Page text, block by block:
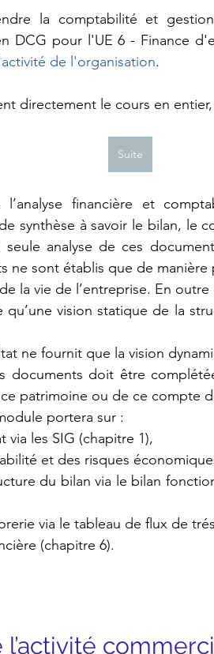
la comptabilité et
de l'organisation.
directement le cours en
Suite
l’analyse financière et
synthèse à savoir le bilan, le
seule analyse de ces
ne sont établis que de
la vie de l’entreprise. En outre
qu’une vision statique de la
ne fournit que la vision
documents doit être
patrimoine ou de ce compte
portera sur :
via les SIG (chapitre 1),
et des risques
structure du bilan via le bilan
via le tableau de flux de
(chapitre 6).
l’activité